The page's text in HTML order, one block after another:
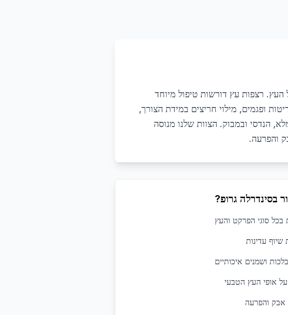
רצפות עץ דורשות טיפול מיוחד
ופגמים, מילוי חריצים במידת הצורך,
הנדסי ובמבוק. הצוות שלנו מנוסה
והפרעה.
בסינדרלה גרופ?
בכל סוגי הפרקט והעץ
שיוף עדינות
ושמנים איכותיים
אופי העץ הטבעי
אבק והפרעה